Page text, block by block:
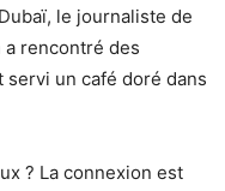
le journaliste de
a rencontré des
servi un café doré dans
? La connexion est